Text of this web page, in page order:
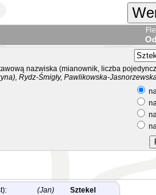
nazwiska (mianownik, liczba
Rydz-Śmigły, Pawlikowska-
(Jan) Sztekel